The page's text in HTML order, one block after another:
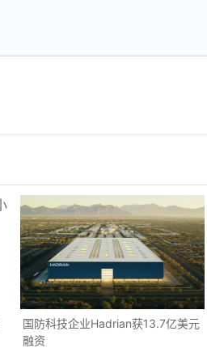
国防科技企业Hadrian获13.7亿美元
融资